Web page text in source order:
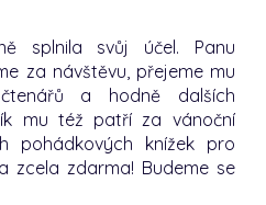
splnila svůj účel. Panu
za návštěvu, přejeme mu
a hodně dalších
mu též patří za vánoční
pohádkových knížek pro
zcela zdarma! Budeme se